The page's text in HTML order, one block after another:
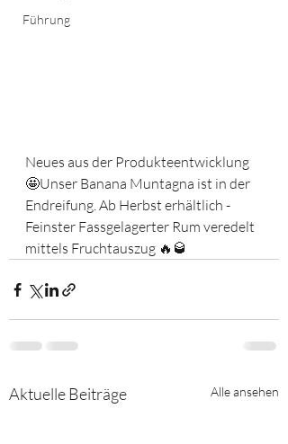
Führung
Neues aus der Produkteentwicklung
🤩Unser Banana Muntagna ist in der
Endreifung. Ab Herbst erhältlich -
Feinster Fassgelagerter Rum veredelt
mittels Fruchtauszug 🔥🥃
Aktuelle Beiträge Alle ansehen